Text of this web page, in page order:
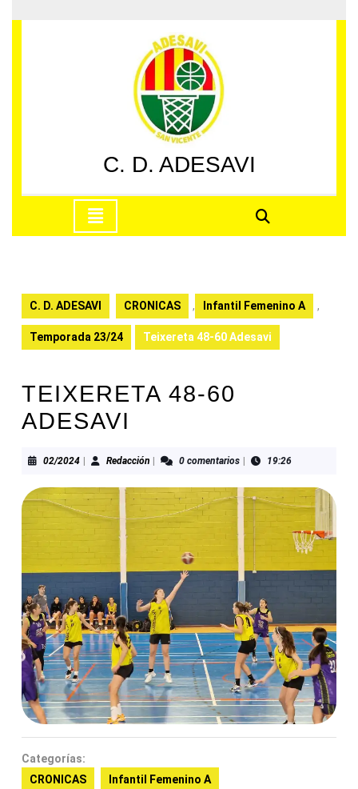
al
C. D. ADESAVI
apertura
C. D. ADESAVI CRONICAS , Infantil Femenino A ,
Temporada 23/24 Teixereta 48-60 Adesavi
TEIXERETA 48-60
ADESAVI
02/202402/2024RedacciónRedacción0 comentarios 19:26
Categorías:
CRONICAS
Infantil Femenino A